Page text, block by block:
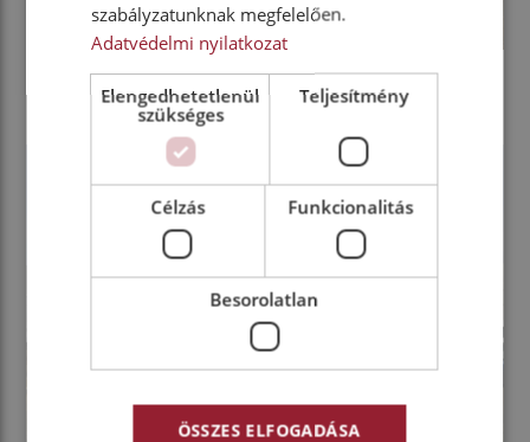
szabályzatunknak megfelelően.
Adatvédelmi nyilatkozat
Elengedhetetlenül
szükséges
Teljesítmény
Célzás Funkcionalitás
Besorolatlan
ÖSSZES ELFOGADÁSA